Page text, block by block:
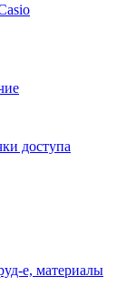
доступа
е, материалы